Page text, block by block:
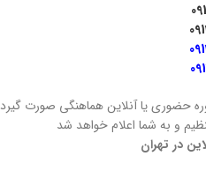
حضوری یا آنلاین هماهنگی صورت گیرد
در تهران